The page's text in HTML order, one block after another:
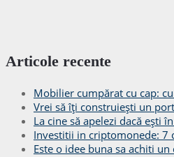
Articole recente
Mobilier cumpărat cu cap:
Vrei să îți construiești un
La cine să apelezi dacă ești
Investitii in criptomonede: 7
Este o idee buna sa achiti